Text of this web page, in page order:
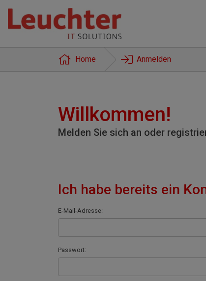
Home Anmelden
Willkommen!
Melden Sie sich an oder
Ich habe bereits ein
E-Mail-Adresse:
Passwort: